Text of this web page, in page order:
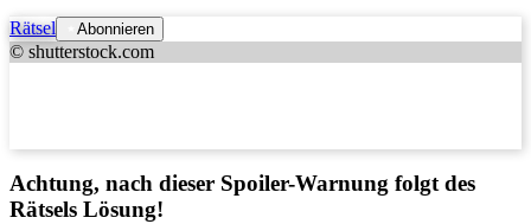
Rätsel Abonnieren
© shutterstock.com
Achtung, nach dieser Spoiler-Warnung folgt des
Rätsels Lösung!